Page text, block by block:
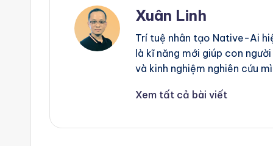
Xuân Linh
Trí tuệ nhân tạo Native-Ai
là kĩ năng mới giúp con
và kinh nghiệm nghiên cứu
Xem tất cả bài viết